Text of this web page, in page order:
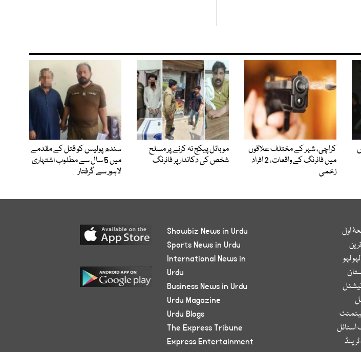
کراچی، شہر کے مختلف علاقوں
میں فائرنگ کے واقعات، 2 افراد
زخمی
موبائل پیکج نہ کرنے پر مسلح
شخص کی دکاندار پر فائرنگ
سندھ پولیس کو قتل کے مقدمے
میں 5 سال سے مطلوب اشتہاری
لاہور سے گرفتار
اول
لہو
نیشنل
اسٹائل
Showbiz News in Urdu
Sports News in Urdu
International News in
Urdu
Business News in Urdu
Urdu Magazine
Urdu Blogs
The Express Tribune
Express Entertainment